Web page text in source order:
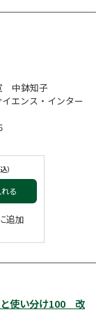
中鉢知子
エンス・インター
）
る
追加
と使い分け100 改